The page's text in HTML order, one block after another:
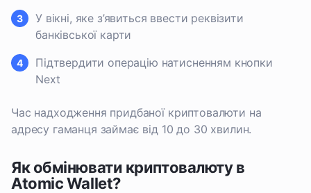
У вікні, яке з’явиться ввести реквізити
банківської карти
Підтвердити операцію натисненням кнопки
Next
Час надходження придбаної криптовалюти на
адресу гаманця займає від 10 до 30 хвилин.
Як обмінювати криптовалюту в
Atomic Wallet?